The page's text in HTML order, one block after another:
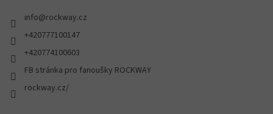
info@rockway.cz
+420777100147
+420774100603
FB stránka pro fanoušky ROCKWAY
rockway.cz/